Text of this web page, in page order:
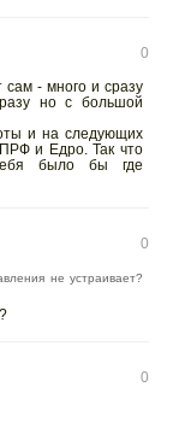
0
- много и сразу
но с большой
и на следующих
и Едро. Так что
было бы где
0
не устраивает?
0